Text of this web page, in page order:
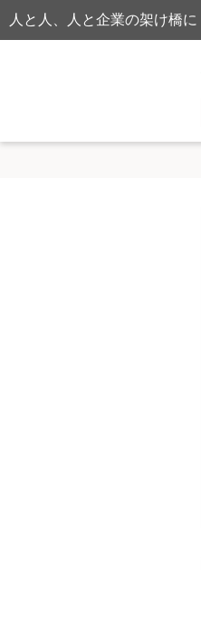
人と人、人と企業の架け橋に